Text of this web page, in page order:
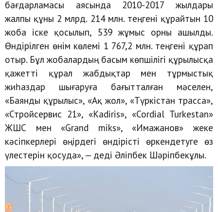
бағдарламасы аясында 2010-2017 жылдары
жалпы құны 2 млрд. 214 млн. теңгені құрайтын 10
жоба іске қосылып, 539 жұмыс орны ашылды.
Өндірілген өнім көлемі 1 767,2 млн. теңгені құрап
отыр. Бұл жобалардың басым көпшілігі құрылысқа
қажетті құрал жабдықтар мен тұрмыстық
жиһаздар шығаруға бағытталған мәселен,
«Баянды құрылыс», «Ақ жол», «Түркістан трасса»,
«Стройсервис 21», «Кadiris», «Cordial Turkestan»
ЖШС мен «Grand miks», «Имажанов» жеке
кәсіпкерлері өңірдегі өндірісті өркендетуге өз
үлестерін қосуда», — деді Әліпбек Шәріпбекұлы.